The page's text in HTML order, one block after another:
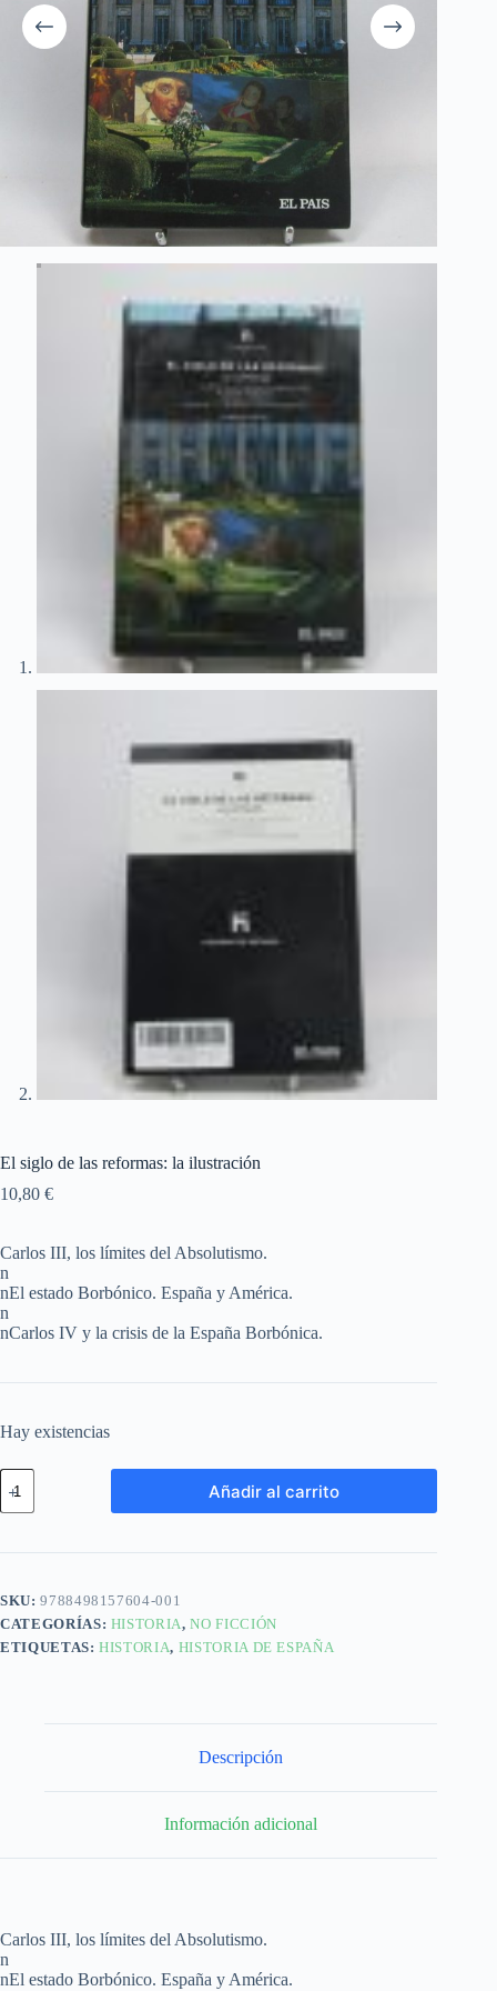
El siglo de las reformas: la ilustración
10,80 €
Carlos III, los límites del Absolutismo.
n
nEl estado Borbónico. España y América.
n
nCarlos IV y la crisis de la España Borbónica.
Hay existencias
Añadir al carrito
SKU:9788498157604-001
CATEGORÍAS: HISTORIA,NO FICCIÓN
ETIQUETAS:HISTORIA, HISTORIA DE ESPAÑA
Descripción
Información adicional
Carlos III, los límites del Absolutismo.
n
nEl estado Borbónico. España y América.